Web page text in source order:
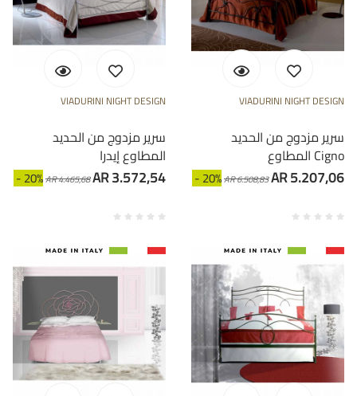
VIADURINI NIGHT DESIGN
سرير مزدوج من الحديد
المطاوع إيدرا
- 20%AR 4.465,68AR 3.572,54
VIADURINI NIGHT DESIGN
سرير مزدوج من الحديد
المطاوع Cigno
- 20%AR 6.508,83AR 5.207,06